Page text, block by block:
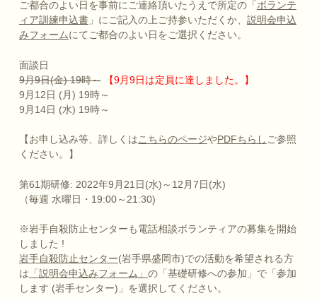
ご都合のよい日を事前にご連絡頂いたうえで所定の「 ボランテ
ィア訓練申込書」にご記入の上ご持参いただくか、 説明会申込
みフォームにてご都合のよい日をご選択ください。
面談日
9月9日(金) 19時～
【9月9日は定員に達しました。】
9月12日 (月) 19時～
9月14日 (水) 19時～
【お申し込み等、詳しくはこちらのページやPDFちらしご参照
ください。】
第61期研修: 2022年9月21日(水)～12月7日(水)
（毎週 水曜日・19:00～21:30)
※岩手自殺防止センターも電話相談ボランティアの募集を開始
しました !
岩手自殺防止センター(岩手県盛岡市)での活動を希望される方
は 「説明会申込みフォーム」 の「基礎研修への参加」で「参加
します (岩手センター)」を選択してください。